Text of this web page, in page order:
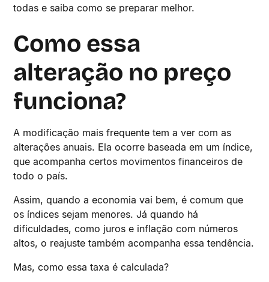
todas e saiba como se preparar melhor.
Como essa
alteração no preço
funciona?
A modificação mais frequente tem a ver com as
alterações anuais. Ela ocorre baseada em um índice,
que acompanha certos movimentos financeiros de
todo o país.
Assim, quando a economia vai bem, é comum que
os índices sejam menores. Já quando há
dificuldades, como juros e inflação com números
altos, o reajuste também acompanha essa tendência.
Mas, como essa taxa é calculada?